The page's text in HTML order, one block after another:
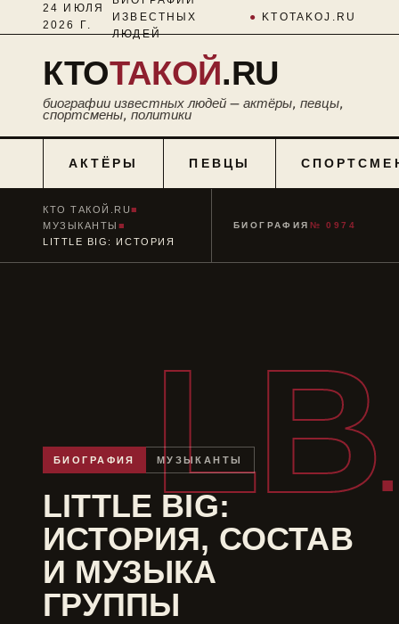
24 ИЮЛЯ
2026 Г.
ИЗВЕСТНЫХ
ЛЮДЕЙ
● KTOTAKOJ.RU
КТОТАКОЙ.RU
биографии известных людей — актёры, певцы,
спортсмены, политики
АКТЁРЫ ПЕВЦЫ
LB
КТО ТАКОЙ.RU■
МУЗЫКАНТЫ ■
LITTLE BIG: ИСТОРИЯ
БИОГРАФИЯ № 0974
БИОГРАФИЯ МУЗЫКАНТЫ
LITTLE BIG:
ИСТОРИЯ, СОСТАВ
И МУЗЫКА
ГРУППЫ